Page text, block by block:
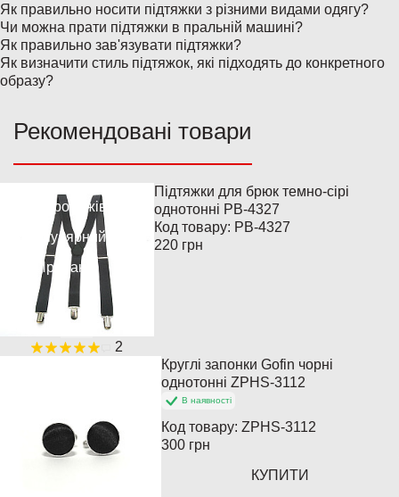
Як правильно носити підтяжки з різними видами одягу?
Чи можна прати підтяжки в пральній машині?
Як правильно зав'язувати підтяжки?
Як визначити стиль підтяжок, які підходять до конкретного
образу?
Рекомендовані товари
Хіт продажів
Популярний
Продано
2
Підтяжки для брюк темно-сірі
однотонні PB-4327
Код товару: PB-4327
220 грн
Круглі запонки Gofin чорні
однотонні ZPHS-3112
В наявності
Код товару:ZPHS-3112
300 грн
КУПИТИ